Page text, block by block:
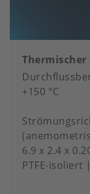
Thermischer
+150 °C
6.9 x 2.4 x
PTFE-isoliert